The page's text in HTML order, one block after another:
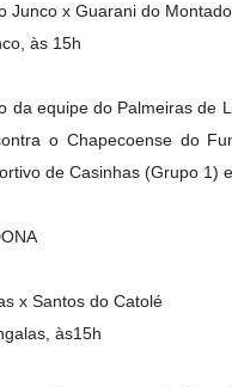
Junco x Guarani do Montado
às 15h
da equipe do Palmeiras de
o Chapecoense do
de Casinhas (Grupo 1)
x Santos do Catolé
às15h